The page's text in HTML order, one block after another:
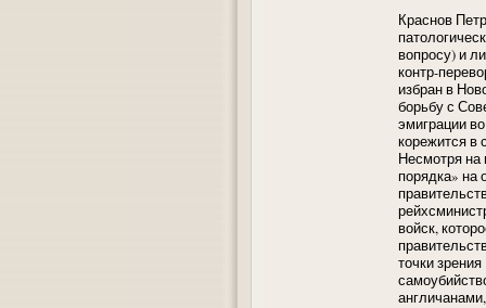
Краснов
вопросу) и
контр-
избран в
борьбу с
эмиграции
корежится в
Несмотря на
порядка» на
войск,
точки